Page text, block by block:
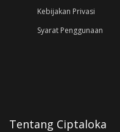
Kebijakan Privasi
Syarat Penggunaan
Tentang Ciptaloka